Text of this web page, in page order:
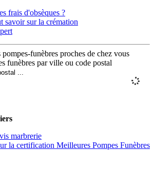
frais d'obsèques ?
savoir sur la crémation
funèbres proches de chez vous
funèbres par ville ou code postal
marbrerie
la certification Meilleures Pompes Funèbres